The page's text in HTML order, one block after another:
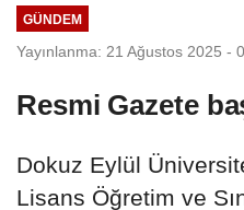
GÜNDEM
Yayınlanma: 21 Ağustos 2025 -
Resmi Gazete
Dokuz Eylül
Lisans Öğretim ve